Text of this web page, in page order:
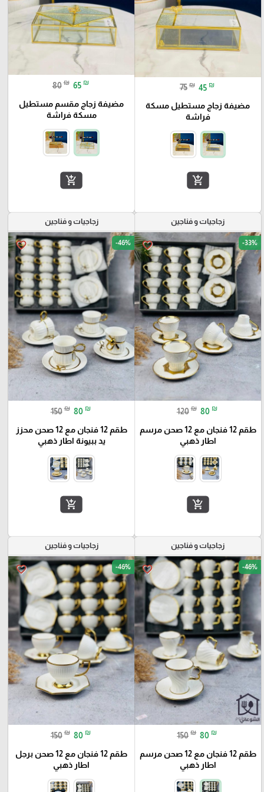
75 ₪ 45 ₪
مضيفة زجاج مستطيل مسكة
فراشة
add_shopping_cart
80 ₪ 65 ₪
مضيفة زجاج مقسم مستطيل
مسكة فراشة
add_shopping_cart
زجاجيات و فناجين
favorite_border -33%
120 ₪ 80 ₪
طقم 12 فنجان مع 12 صحن مرسم
اطار ذهبي
add_shopping_cart
زجاجيات و فناجين
favorite_border -46%
150 ₪ 80 ₪
طقم 12 فنجان مع 12 صحن محزز
يد ببيونة اطار ذهبي
add_shopping_cart
زجاجيات و فناجين
favorite_border -46%
150 ₪ 80 ₪
طقم 12 فنجان مع 12 صحن مرسم
اطار ذهبي
زجاجيات و فناجين
favorite_border -46%
150 ₪ 80 ₪
طقم 12 فنجان مع 12 صحن برجل
اطار ذهبي